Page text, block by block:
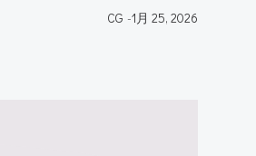
CG -1月 25, 2026